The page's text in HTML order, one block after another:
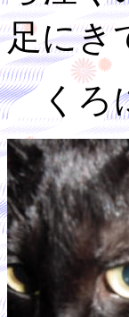
足にき
くろ